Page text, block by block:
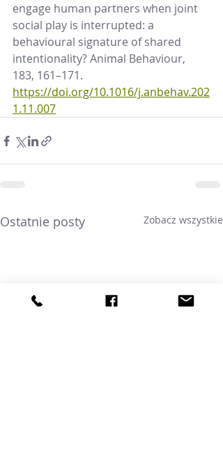
engage human partners when joint
social play is interrupted: a
behavioural signature of shared
intentionality? Animal Behaviour,
183, 161–171.
https://doi.org/10.1016/j.anbehav.202
1.11.007
Ostatnie posty Zobacz wszystkie